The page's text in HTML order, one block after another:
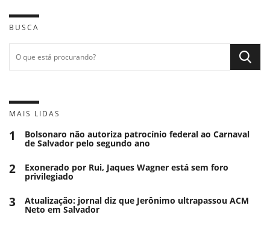
BUSCA
MAIS LIDAS
1 Bolsonaro não autoriza patrocínio federal ao Carnaval
de Salvador pelo segundo ano
2 Exonerado por Rui, Jaques Wagner está sem foro
privilegiado
3 Atualização: jornal diz que Jerônimo ultrapassou ACM
Neto em Salvador